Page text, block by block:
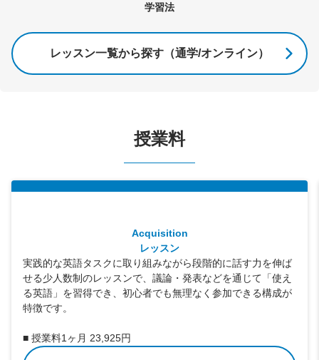
学習法
レッスン一覧から探す（通学/オンライン）
授業料
Acquisition
レッスン
実践的な英語タスクに取り組みながら段階的に話す力を伸ば
せる少人数制のレッスンで、議論・発表などを通じて「使え
る英語」を習得でき、初心者でも無理なく参加できる構成が
特徴です。
■ 授業料1ヶ月 23,925円